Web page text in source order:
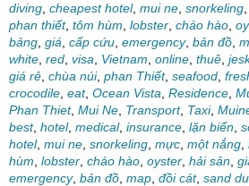
diving cheapest hotel, mui ne snorkeling
phan thiết, tôm hùm lobster cháo hào
bảng giá cấp cứu emergency, bản đồ
white red visa Vietnam online thuê
giá rẻ chùa núi, phan Thiết, seafood
crocodile eat, Ocean Vista Residence
Phan Thiet, Mui Ne Transport, Taxi,
best, hotel, medical, insurance lặn biển
hotel, mui ne snorkeling mực một nắng
hùm lobster cháo hào oyster hải sản
emergency, bản đồ map đồi cát, sand